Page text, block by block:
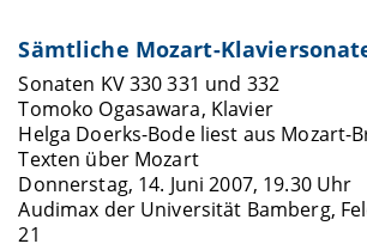
Sämtliche Mozart-
Sonaten KV 330 331 und 332
Tomoko Ogasawara, Klavier
Helga Doerks-Bode liest aus Mozart-
Texten über Mozart
Donnerstag, 14. Juni 2007, 19.30 Uhr
Audimax der Universität Bamberg,
21